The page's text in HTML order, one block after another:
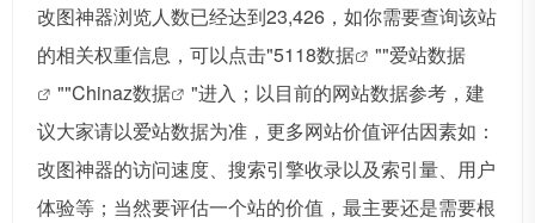
改图神器浏览人数已经达到23,426，如你需要查询该站
的相关权重信息，可以点击"5118数据 ""爱站数据
""Chinaz数据
"进入；以目前的网站数据参考，建
议大家请以爱站数据为准，更多网站价值评估因素如：
改图神器的访问速度、搜索引擎收录以及索引量、用户
体验等；当然要评估一个站的价值，最主要还是需要根